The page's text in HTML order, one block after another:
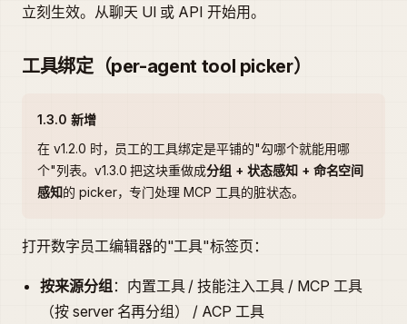
立刻生效。从聊天 UI 或 API 开始用。
工具绑定（per-agent tool picker）
1.3.0 新增
在 v1.2.0 时，员工的工具绑定是平铺的"勾哪个就能用哪
个"列表。v1.3.0 把这块重做成分组 + 状态感知 + 命名空间
感知的 picker，专门处理 MCP 工具的脏状态。
打开数字员工编辑器的"工具"标签页：
按来源分组：内置工具 / 技能注入工具 / MCP 工具
（按 server 名再分组） / ACP 工具